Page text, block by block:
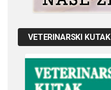
VETERINARSKI KUTAK